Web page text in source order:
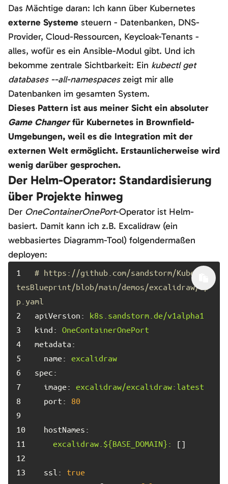
Das Mächtige daran: Ich kann über Kubernetes
externe Systeme steuern - Datenbanken, DNS-
Provider, Cloud-Ressourcen, Keycloak-Tenants -
alles, wofür es ein Ansible-Modul gibt. Und ich
bekomme zentrale Sichtbarkeit: Ein kubectl get
databases --all-namespaceszeigt mir alle
Datenbanken im gesamten System.
Dieses Pattern ist aus meiner Sicht ein absoluter
Game Changerfür Kubernetes in Brownfield-
Umgebungen, weil es die Integration mit der
externen Welt ermöglicht. Erstaunlicherweise wird
wenig darüber gesprochen.
Der Helm-Operator: Standardisierung
über Projekte hinweg
Der OneContainerOnePort-Operator ist Helm-
basiert. Damit kann ich z.B. Excalidraw (ein
webbasiertes Diagramm-Tool) folgendermaßen
deployen:
# https://github.com/sandstorm/Kuberne
tesBlueprint/blob/main/demos/excalidraw/ap
p.yaml
apiVersion:
k8s.sandstorm.de/v1alpha1
kind:
OneContainerOnePort
metadata:
name:
excalidraw
spec:
image:
excalidraw/excalidraw:latest
port:
80
hostNames:
excalidraw.${BASE_DOMAIN}:
ssl:
true